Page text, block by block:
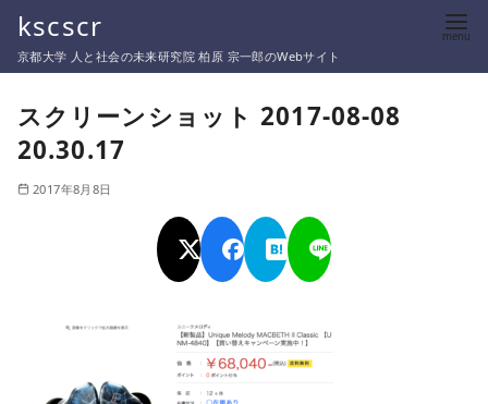
テ
kscscr
京都大学 人と社会の未来研究院 柏原 宗一郎のWebサイト
スクリーンショット 2017-08-08
20.30.17
2017年8月8日